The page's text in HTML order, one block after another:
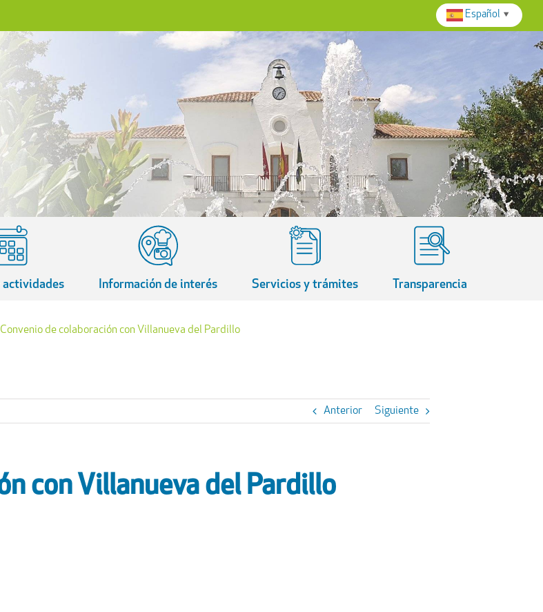
actividades Información de interés Servicios y trámites Transparencia
Convenio de colaboración con Villanueva del Pardillo
Anterior Siguiente
con Villanueva del Pardillo
Español ▼